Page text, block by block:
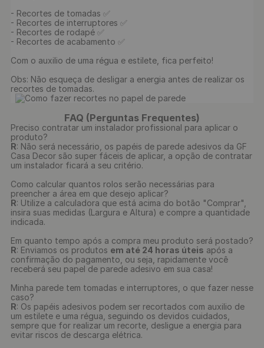
- Recortes de tomadas ✅
- Recortes de interruptores ✅
- Recortes de rodapé ✅
- Recortes de acabamento ✅
Com o auxilio de uma régua e estilete, fica perfeito!
Obs: Não esqueça de desligar a energia antes de realizar os
recortes de tomadas.
FAQ (Perguntas Frequentes)
Preciso contratar um instalador profissional para aplicar o
produto?
R: Não será necessário, os papéis de parede adesivos da GF
Casa Decor são super fáceis de aplicar, a opção de contratar
um instalador ficará a seu critério.
Como calcular quantos rolos serão necessárias para
preencher a área em que desejo aplicar?
R: Utilize a calculadora que está acima do botão "Comprar",
insira suas medidas (Largura e Altura) e compre a quantidade
indicada.
Em quanto tempo após a compra meu produto será postado?
R: Enviamos os produtos em até 24 horas úteis após a
confirmação do pagamento, ou seja, rapidamente você
receberá seu papel de parede adesivo em sua casa!
Minha parede tem tomadas e interruptores, o que fazer nesse
caso?
R: Os papéis adesivos podem ser recortados com auxilio de
um estilete e uma régua, seguindo os devidos cuidados,
sempre que for realizar um recorte, desligue a energia para
evitar riscos de descarga elétrica.